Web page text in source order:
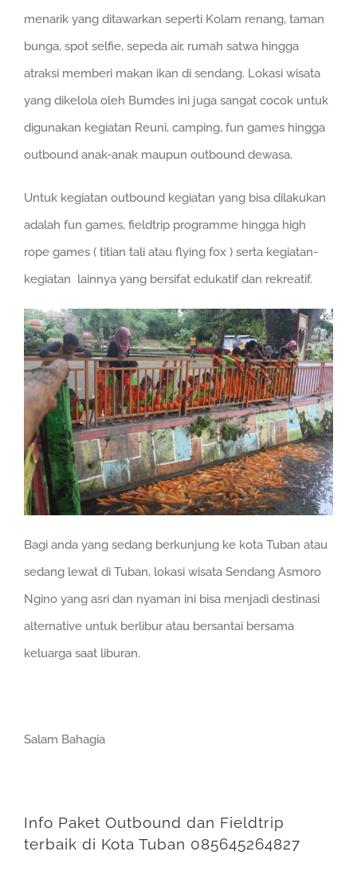
menarik yang ditawarkan seperti Kolam renang, taman
bunga, spot selfie, sepeda air, rumah satwa hingga
atraksi memberi makan ikan di sendang. Lokasi wisata
yang dikelola oleh Bumdes ini juga sangat cocok untuk
digunakan kegiatan Reuni, camping, fun games hingga
outbound anak-anak maupun outbound dewasa.
Untuk kegiatan outbound kegiatan yang bisa dilakukan
adalah fun games, fieldtrip programme hingga high
rope games ( titian tali atau flying fox ) serta kegiatan-
kegiatan lainnya yang bersifat edukatif dan rekreatif.
Bagi anda yang sedang berkunjung ke kota Tuban atau
sedang lewat di Tuban, lokasi wisata Sendang Asmoro
Ngino yang asri dan nyaman ini bisa menjadi destinasi
alternative untuk berlibur atau bersantai bersama
keluarga saat liburan.
Salam Bahagia
Info Paket Outbound dan Fieldtrip
terbaik di Kota Tuban 085645264827